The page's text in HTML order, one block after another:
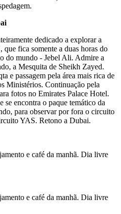
dedicado a explorar a
fica somente a duas horas do
do mundo - Jebel Ali. Admire a
a Mesquita de Sheikh Zayed.
e passagem pela área mais rica de
Ministérios. Continuação pela
fotos no Emirates Palace Hotel.
se encontra o paque temático da
para observar por fora o circuito
YAS. Retono a Dubai.
e café da manhã. Dia livre
e café da manhã. Dia livre